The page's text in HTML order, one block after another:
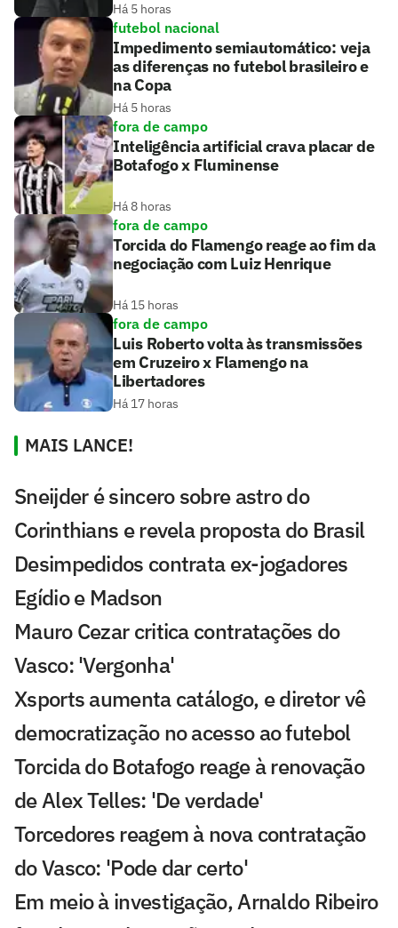
Há 5 horas
futebol nacional
Impedimento semiautomático: veja
as diferenças no futebol brasileiro e
na Copa
Há 5 horas
fora de campo
Inteligência artificial crava placar de
Botafogo x Fluminense
Há 8 horas
fora de campo
Torcida do Flamengo reage ao fim da
negociação com Luiz Henrique
Há 15 horas
fora de campo
Luis Roberto volta às transmissões
em Cruzeiro x Flamengo na
Libertadores
Há 17 horas
MAIS LANCE!
Sneijder é sincero sobre astro do
Corinthians e revela proposta do Brasil
Desimpedidos contrata ex-jogadores
Egídio e Madson
Mauro Cezar critica contratações do
Vasco: 'Vergonha'
Xsports aumenta catálogo, e diretor vê
democratização no acesso ao futebol
Torcida do Botafogo reage à renovação
de Alex Telles: 'De verdade'
Torcedores reagem à nova contratação
do Vasco: 'Pode dar certo'
Em meio à investigação, Arnaldo Ribeiro